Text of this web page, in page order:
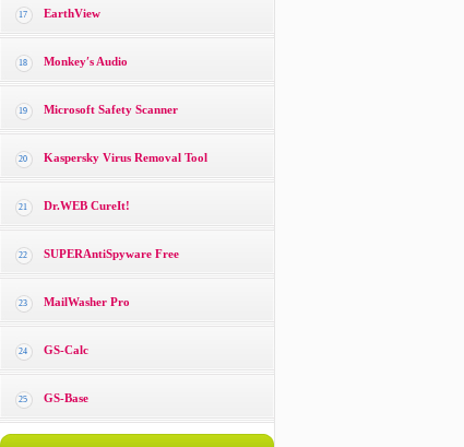
17 EarthView
18 Monkey′s Audio
19 Microsoft Safety Scanner
20 Kaspersky Virus Removal Tool
21 Dr.WEB CureIt!
22 SUPERAntiSpyware Free
23 MailWasher Pro
24 GS-Calc
25 GS-Base